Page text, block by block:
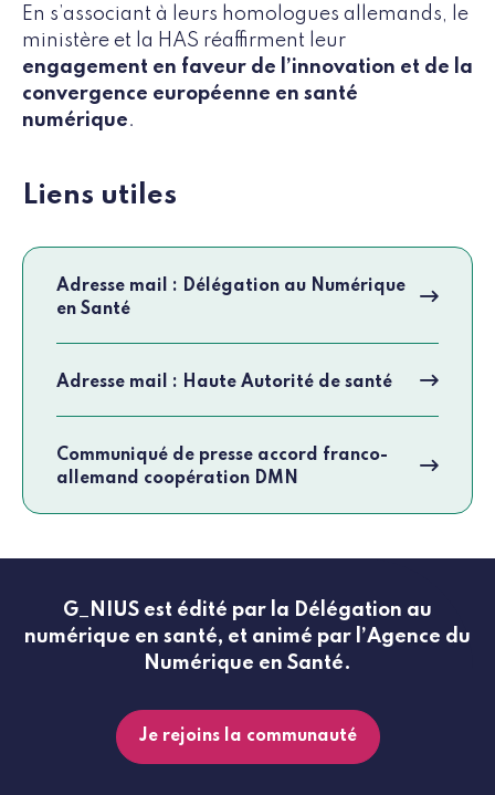
En s’associant à leurs homologues allemands, le
ministère et la HAS réaffirment leur
engagement en faveur de l’innovation et de la
convergence européenne en santé
numérique.
Liens utiles
Adresse mail : Délégation au Numérique
en Santé
Adresse mail : Haute Autorité de santé
Communiqué de presse accord franco-
allemand coopération DMN
G_NIUS est édité par la Délégation au
numérique en santé, et animé par l’Agence du
Numérique en Santé.
Je rejoins la communauté